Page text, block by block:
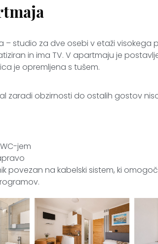
– studio za dve osebi v etaži visokega
in ima TV. V apartmaju je
je opremljena s tušem.
zaradi obzirnosti do ostalih gostov
jem
povezan na kabelski sistem, ki